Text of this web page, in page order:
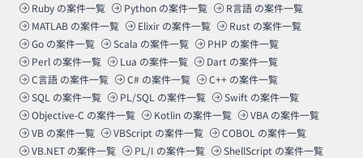
Ruby の案件一覧 Python の案件一覧 R言語 の案件一覧
MATLAB の案件一覧 Elixir の案件一覧 Rust の案件一覧
Go の案件一覧 Scala の案件一覧 PHP の案件一覧
Perl の案件一覧 Lua の案件一覧 Dart の案件一覧
C言語 の案件一覧 C# の案件一覧 C++ の案件一覧
SQL の案件一覧 PL/SQL の案件一覧 Swift の案件一覧
Objective-C の案件一覧 Kotlin の案件一覧 VBA の案件一覧
VB の案件一覧 VBScript の案件一覧 COBOL の案件一覧
VB.NET の案件一覧 PL/I の案件一覧 ShellScript の案件一覧